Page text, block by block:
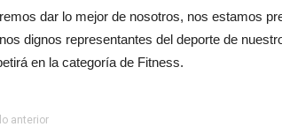
dar lo mejor de nosotros, nos estamos
dignos representantes del deporte de
en la categoría de Fitness.
anterior